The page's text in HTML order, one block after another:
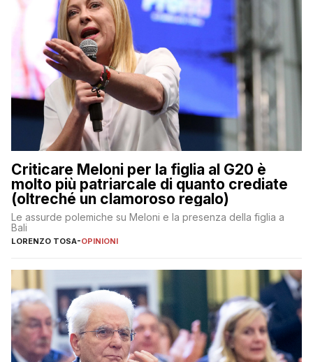
Criticare Meloni per la figlia al G20 è
molto più patriarcale di quanto crediate
(oltreché un clamoroso regalo)
Le assurde polemiche su Meloni e la presenza della figlia a
Bali
LORENZO TOSA-OPINIONI